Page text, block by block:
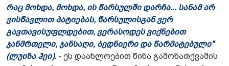
რაც მოხდა, მოხდა, ის წარსულში დარჩა... სანამ არ
ვისწავლით პატიებას, წარსულისგან ვერ
გავთავისუფლდებით, ვერასოდეს ვიქნებით
ჯანმრთელი, ჯანსაღი, ბედნიერი და წარმატებული"
(ლუიზა ჰეი). - ეს დაახლოებით წინა გამონათქვამის